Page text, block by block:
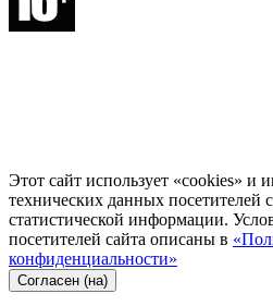
Этот сайт использует «cookies» и
технических данных посетителей
статистической информации.
посетителей сайта описаны в
конфиденциальности»
Согласен (на)